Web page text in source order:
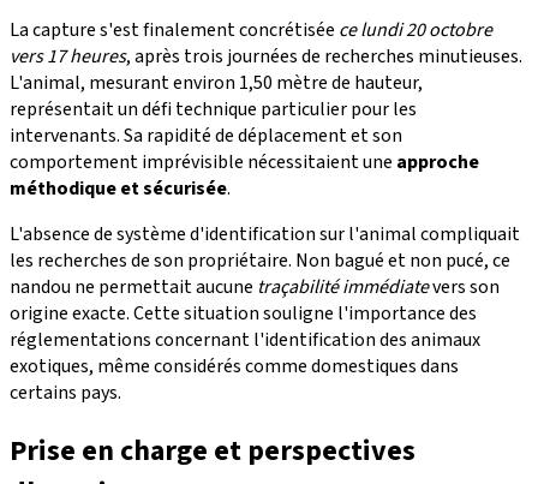
La capture s'est finalement concrétisée ce lundi 20 octobre
vers 17 heures, après trois journées de recherches minutieuses.
L'animal, mesurant environ 1,50 mètre de hauteur,
représentait un défi technique particulier pour les
intervenants. Sa rapidité de déplacement et son
comportement imprévisible nécessitaient une approche
méthodique et sécurisée.
L'absence de système d'identification sur l'animal compliquait
les recherches de son propriétaire. Non bagué et non pucé, ce
nandou ne permettait aucune traçabilité immédiatevers son
origine exacte. Cette situation souligne l'importance des
réglementations concernant l'identification des animaux
exotiques, même considérés comme domestiques dans
certains pays.
Prise en charge et perspectives